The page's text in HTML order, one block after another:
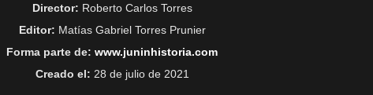
Director: Roberto Carlos Torres
Editor: Matías Gabriel Torres Prunier
Forma parte de: www.juninhistoria.com
Creado el: 28 de julio de 2021